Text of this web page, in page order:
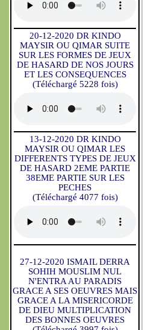
20-12-2020 DR KINDO
MAYSIR OU QIMAR SUITE
SUR LES FORMES DE JEUX
DE HASARD DE NOS JOURS
ET LES CONSEQUENCES
(Téléchargé 5228 fois)
13-12-2020 DR KINDO
MAYSIR OU QIMAR LES
DIFFERENTS TYPES DE JEUX
DE HASARD 2EME PARTIE
38EME PARTIE SUR LES
PECHES
(Téléchargé 4077 fois)
27-12-2020 ISMAIL DERRA
SOHIH MOUSLIM NUL
N'ENTRA AU PARADIS
GRACE A SES OEUVRES MAIS
GRACE A LA MISERICORDE
DE DIEU MULTIPLICATION
DES BONNES OEUVRES